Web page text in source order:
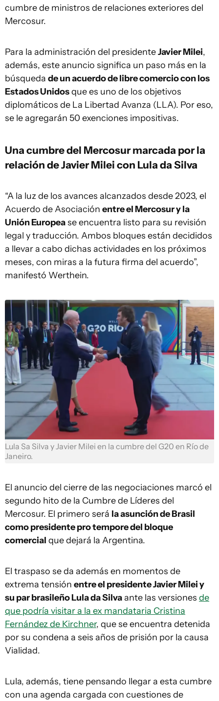
cumbre de ministros de relaciones exteriores del
Mercosur.
Para la administración del presidenteJavier Milei,
además, este anuncio significa un paso más en la
búsqueda de un acuerdo de libre comercio con los
Estados Unidosque es uno de los objetivos
diplomáticos de La Libertad Avanza (LLA). Por eso,
se le agregarán 50 exenciones impositivas.
Una cumbre del Mercosur marcada por la
relación de Javier Milei con Lula da Silva
“A la luz de los avances alcanzados desde 2023, el
Acuerdo de Asociación entre el Mercosur y la
Unión Europease encuentra listo para su revisión
legal y traducción. Ambos bloques están decididos
a llevar a cabo dichas actividades en los próximos
meses, con miras a la futura firma del acuerdo”,
manifestó Werthein.
Lula Sa Silva y Javier Milei en la cumbre del G20 en Río de
Janeiro.
El anuncio del cierre de las negociaciones marcó el
segundo hito de la Cumbre de Líderes del
Mercosur. El primero será la asunción de Brasil
como presidente pro tempore del bloque
comercial que dejará la Argentina.
El traspaso se da además en momentos de
extrema tensión entre el presidente Javier Milei y
su par brasileño Lula da Silvaante las versiones de
que podría visitar a la ex mandataria Cristina
Fernández de Kirchner, que se encuentra detenida
por su condena a seis años de prisión por la causa
Vialidad.
Lula, además, tiene pensando llegar a esta cumbre
con una agenda cargada con cuestiones de